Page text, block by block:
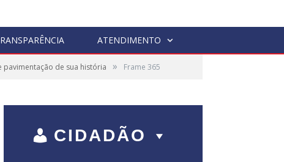
por:
ATENDIMENTO
pavimentação de sua história » Frame 365
CIDADÃO